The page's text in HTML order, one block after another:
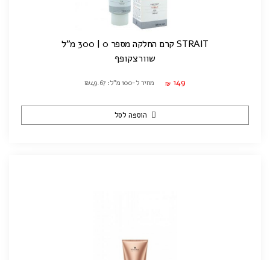
STRAIT קרם החלקה מספר 0 | 300 מ"ל
שוורצקופף
₪ 149 מחיר ל-100 מ"ל: ₪49.67
הוספה לסל